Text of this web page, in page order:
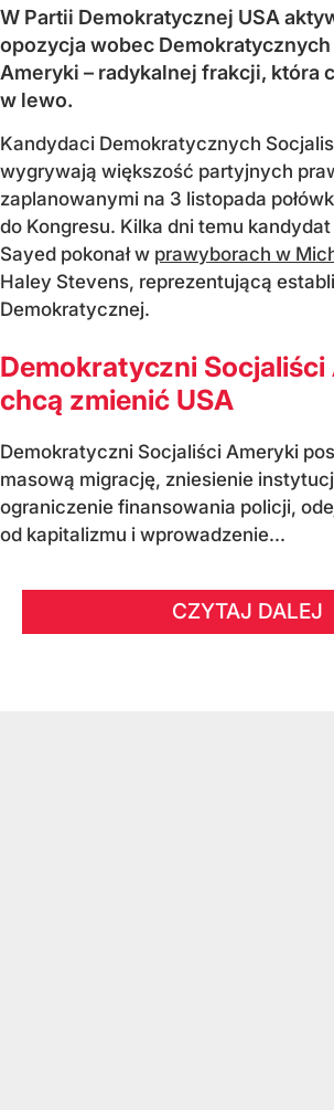
W Partii Demokratycznej USA
opozycja wobec
Ameryki – radykalnej frakcji, która
w lewo.
Kandydaci Demokratycznych
wygrywają większość partyjnych
zaplanowanymi na 3 listopada
do Kongresu. Kilka dni temu kandydat
Sayed pokonał w prawyborach w
Haley Stevens, reprezentującą
Demokratycznej.
Demokratyczni
chcą zmienić USA
Demokratyczni Socjaliści Ameryki
masową migrację, zniesienie
ograniczenie finansowania policji,
od kapitalizmu i wprowadzenie...
CZYTAJ DALEJ